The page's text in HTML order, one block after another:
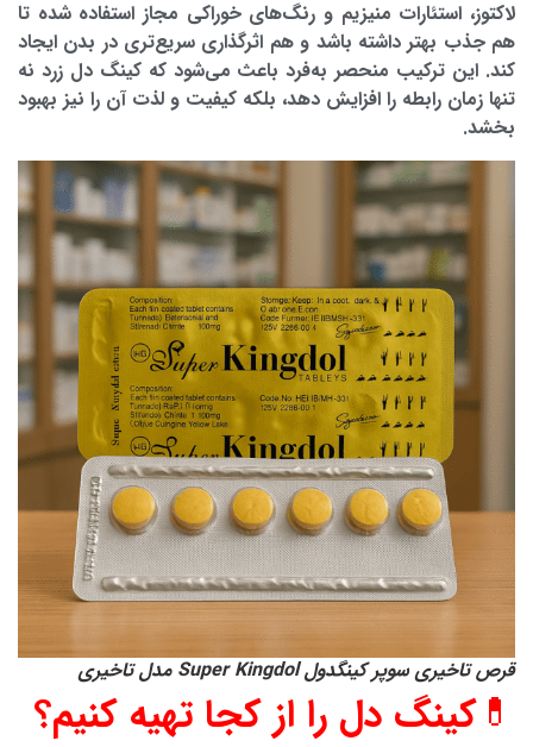
لاکتوز، استئارات منیزیم و رنگ‌های خوراکی مجاز استفاده شده تا
هم جذب بهتر داشته باشد و هم اثرگذاری سریع‌تری در بدن ایجاد
کند. این ترکیب منحصر به‌فرد باعث می‌شود که کینگ دل زرد نه
تنها زمان رابطه را افزایش دهد، بلکه کیفیت و لذت آن را نیز بهبود
بخشد.
قرص تاخیری سوپر کینگدول Super Kingdol مدل تاخیری
💊کینگ دل را از کجا تهیه کنیم؟